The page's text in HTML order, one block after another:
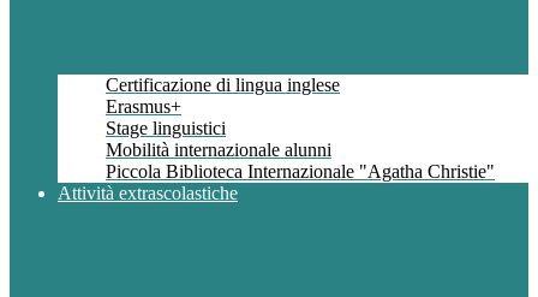
Certificazione di lingua inglese
Erasmus+
Stage linguistici
Mobilità internazionale alunni
Piccola Biblioteca Internazionale "Agatha Christie"
Attività extrascolastiche